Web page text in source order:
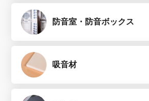
防音室・防音ボックス
吸音材